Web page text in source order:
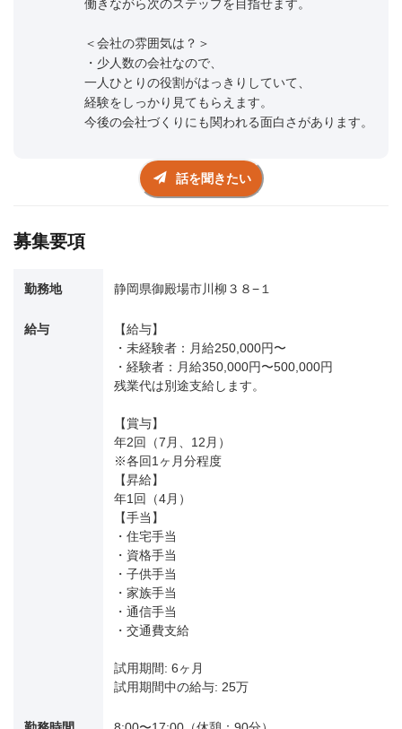
働きながら次のステップを目指せます。
＜会社の雰囲気は？＞
・少人数の会社なので、
一人ひとりの役割がはっきりしていて、
経験をしっかり見てもらえます。
今後の会社づくりにも関われる面白さがあります。
話を聞きたい
募集要項
勤務地 静岡県御殿場市川柳３８−１
給与
【給与】
・未経験者：月給250,000円〜
・経験者：月給350,000円〜500,000円
残業代は別途支給します。
【賞与】
年2回（7月、12月）
※各回1ヶ月分程度
【昇給】
年1回（4月）
【手当】
・住宅手当
・資格手当
・子供手当
・家族手当
・通信手当
・交通費支給
試用期間: 6ヶ月
試用期間中の給与: 25万